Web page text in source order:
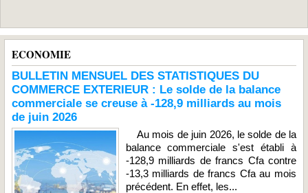
ECONOMIE
BULLETIN MENSUEL DES STATISTIQUES DU
COMMERCE EXTERIEUR : Le solde de la balance
commerciale se creuse à -128,9 milliards au mois
de juin 2026
Au mois de juin 2026, le solde de la
balance commerciale s'est établi à
-128,9 milliards de francs Cfa contre
-13,3 milliards de francs Cfa au mois
précédent. En effet, les...